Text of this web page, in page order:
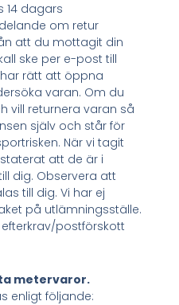
14 dagars
om retur
att du mottagit din
ske per e-post till
har rätt att öppna
varan. Om du
vill returnera varan så
själv och står för
När vi tagit
att de är i
dig. Observera att
till dig. Vi har ej
på utlämningsställe.
postförskott
metervaror.
enligt följande: